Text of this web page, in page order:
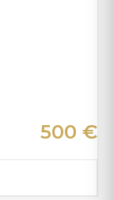
500 €